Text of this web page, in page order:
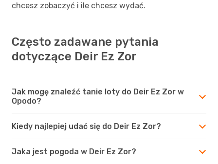
chcesz zobaczyć i ile chcesz wydać.
Często zadawane pytania
dotyczące Deir Ez Zor
Jak mogę znaleźć tanie loty do Deir Ez Zor w
Opodo?
Kiedy najlepiej udać się do Deir Ez Zor?
Jaka jest pogoda w Deir Ez Zor?